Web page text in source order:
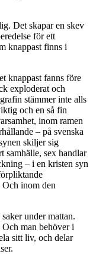
Det skapar en skev
för ett
knappast finns i
knappast fanns före
exploderat och
stämmer inte alls
och en så fin
inom ramen
– på svenska
skiljer sig
samhälle, sex handlar
– i en kristen syn
inom den
under mattan.
man behöver i
sitt liv, och delar